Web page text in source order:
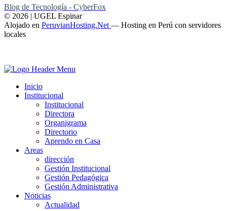
Blog de Tecnología - CyberFox
© 2026 | UGEL Espinar
Alojado en PeruvianHosting.Net — Hosting en Perú con servidores
locales
Inicio
Institucional
Institucional
Directora
Organigrama
Directorio
Aprendo en Casa
Areas
dirección
Gestión Institucional
Gestión Pedagógica
Gestión Administrativa
Noticias
Actualidad